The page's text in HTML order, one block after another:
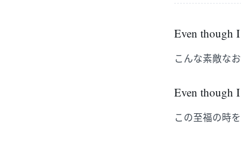
Even though
こんな素敵な
Even though
この至福の時